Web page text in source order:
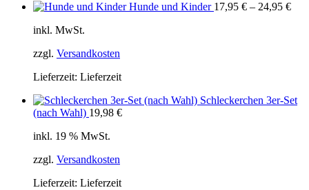
Hunde und Kinder 17,95 € – 24,95 €
inkl. MwSt.
zzgl. Versandkosten
Lieferzeit: Lieferzeit
Schleckerchen 3er-Set
(nach Wahl) 19,98 €
inkl. 19 % MwSt.
zzgl. Versandkosten
Lieferzeit: Lieferzeit